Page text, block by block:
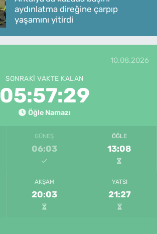
aydınlatma direğine çarpıp
yaşamını yitirdi
10.08.2026
SONRAKI VAKTE KALAN
05:57:29
Öğle Namazı
GÜNEŞ
06:03
ÖĞLE
13:08
AKŞAM
20:03
YATSI
21:27